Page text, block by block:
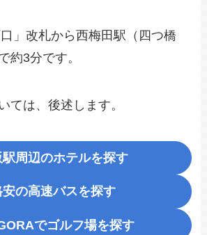
」改札から西梅田駅（四つ橋
約3分です。
ては、後述します。
駅周辺のホテルを探す
安の高速バスを探す
でゴルフ場を探す